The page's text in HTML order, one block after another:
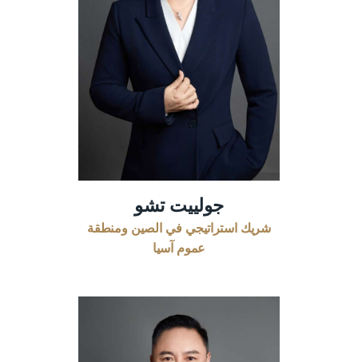
جولييت تشو
شريك استراتيجي في الصين ومنطقة
عموم آسيا